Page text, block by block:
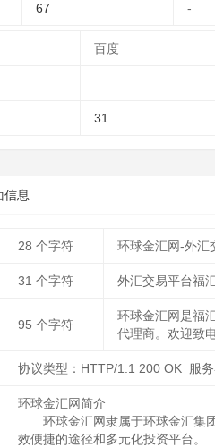
67 -
百度
31
信息
28 个字符 环球金汇网-外汇
31 个字符 外汇交易平台福
95 个字符
环球金汇网是福
代理商。欢迎致
协议类型：HTTP/1.1 200 OK 服
环球金汇网简介
环球金汇网隶属于环球金汇集
效便捷的途径和多元化投资平台。